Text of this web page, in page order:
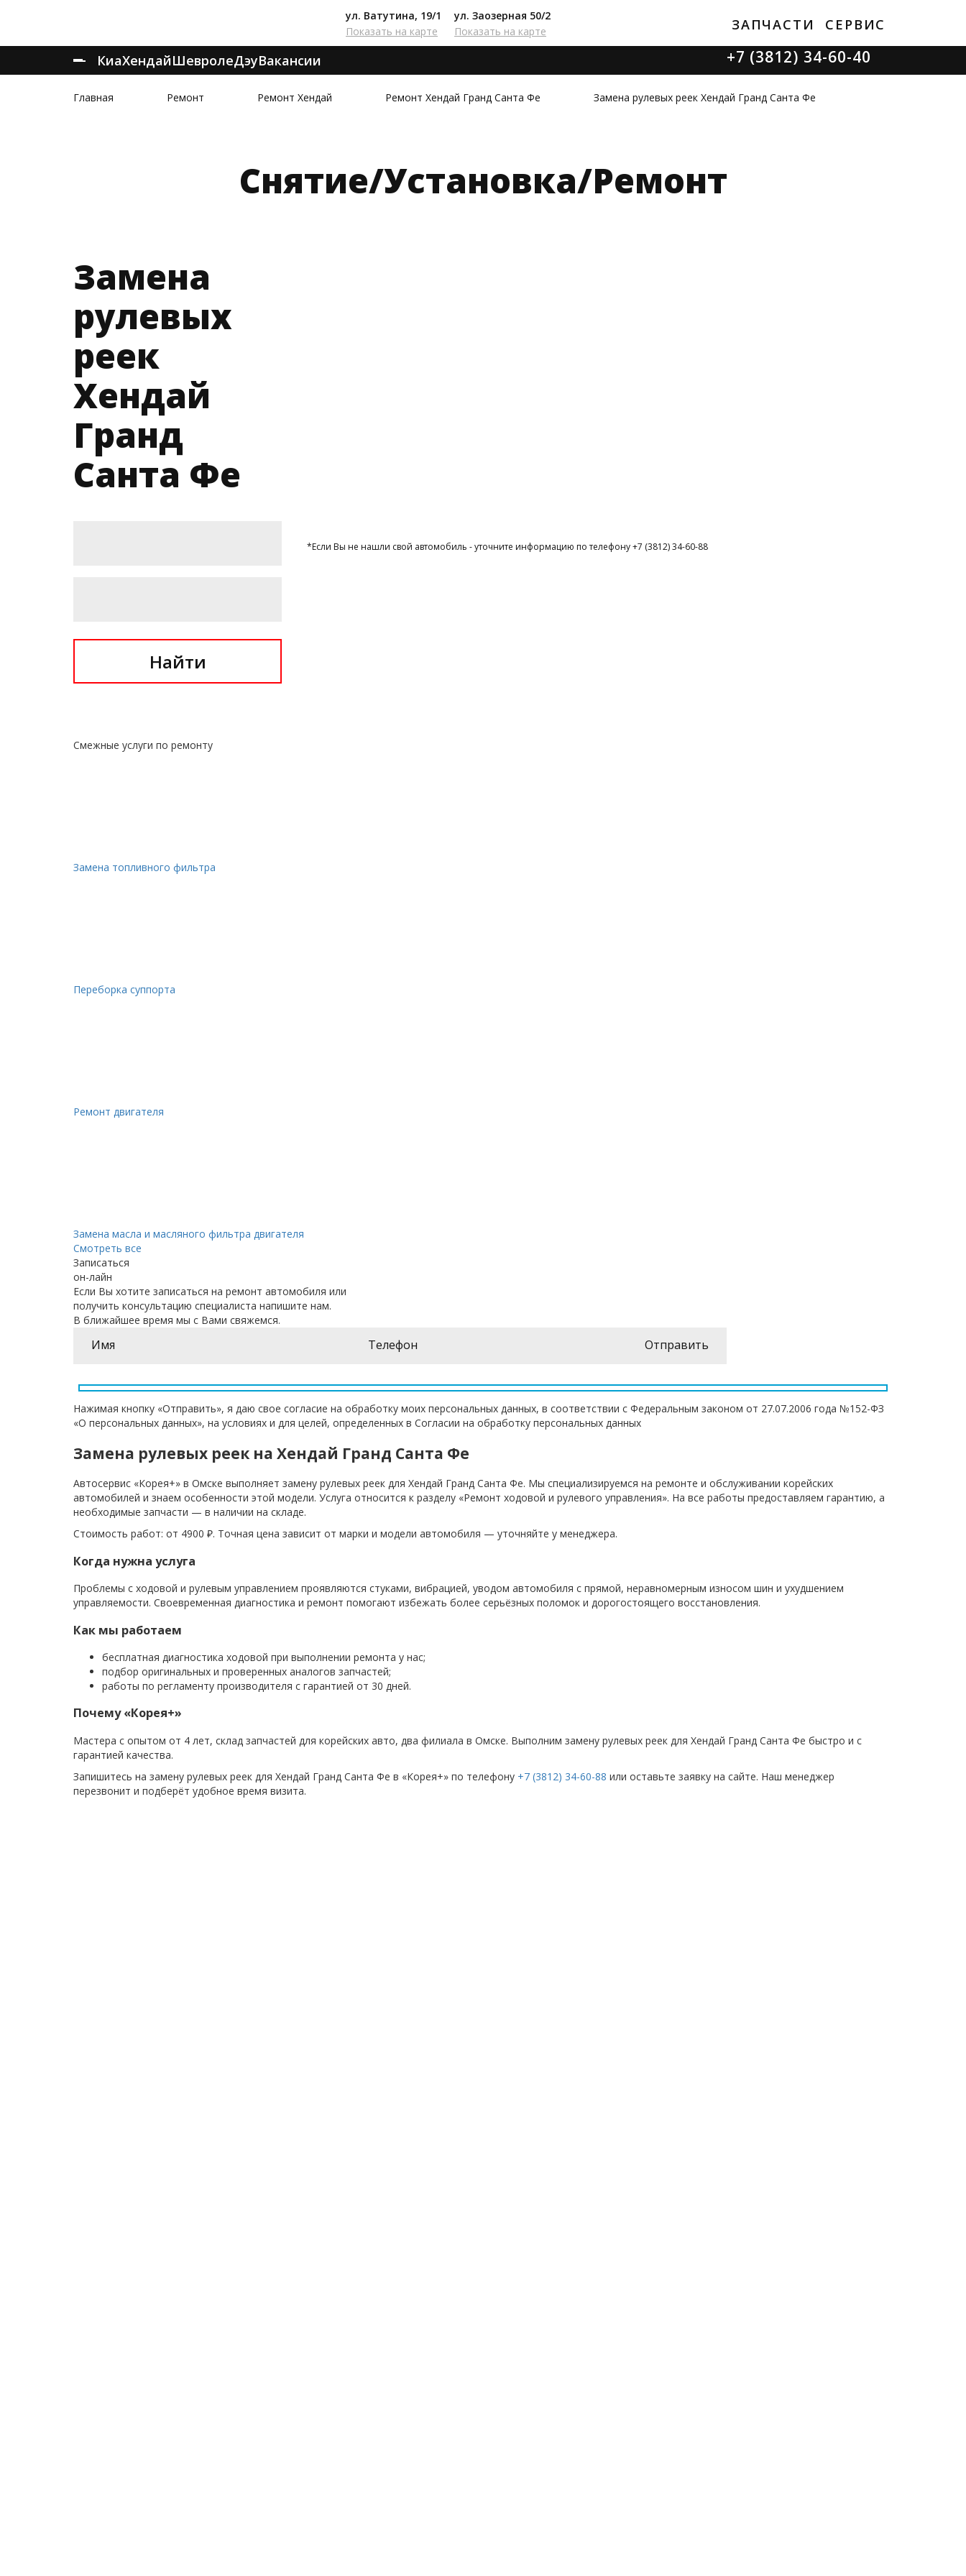
ул. Ватутина, 19/1
Показать на карте
ул. Заозерная 50/2
Показать на карте
ЗАПЧАСТИ СЕРВИС
КиаХендайШевролеДэуВакансии +7 (3812) 34-60-40
Главная Ремонт Ремонт Хендай Ремонт Хендай Гранд Санта Фе Замена рулевых реек Хендай Гранд Санта Фе
Снятие/Установка/Ремонт
Замена
рулевых
реек
Хендай
Гранд
Санта Фе
Найти
*Если Вы не нашли свой автомобиль - уточните информацию по телефону +7 (3812) 34-60-88
Смежные услуги по ремонту
Замена топливного фильтра
Переборка суппорта
Ремонт двигателя
Замена масла и масляного фильтра двигателя
Смотреть все
Записаться
он-лайн
Если Вы хотите записаться на ремонт автомобиля или
получить консультацию специалиста напишите нам.
В ближайшее время мы с Вами свяжемся.
Нажимая кнопку «Отправить», я даю свое согласие на обработку моих персональных данных, в соответствии с Федеральным законом от 27.07.2006 года №152-ФЗ
«О персональных данных», на условиях и для целей, определенных в Согласии на обработку персональных данных
Замена рулевых реек на Хендай Гранд Санта Фе
Автосервис «Корея+» в Омске выполняет замену рулевых реек для Хендай Гранд Санта Фе. Мы специализируемся на ремонте и обслуживании корейских
автомобилей и знаем особенности этой модели. Услуга относится к разделу «Ремонт ходовой и рулевого управления». На все работы предоставляем гарантию, а
необходимые запчасти — в наличии на складе.
Стоимость работ: от 4900 ₽. Точная цена зависит от марки и модели автомобиля — уточняйте у менеджера.
Когда нужна услуга
Проблемы с ходовой и рулевым управлением проявляются стуками, вибрацией, уводом автомобиля с прямой, неравномерным износом шин и ухудшением
управляемости. Своевременная диагностика и ремонт помогают избежать более серьёзных поломок и дорогостоящего восстановления.
Как мы работаем
бесплатная диагностика ходовой при выполнении ремонта у нас;
подбор оригинальных и проверенных аналогов запчастей;
работы по регламенту производителя с гарантией от 30 дней.
Почему «Корея+»
Мастера с опытом от 4 лет, склад запчастей для корейских авто, два филиала в Омске. Выполним замену рулевых реек для Хендай Гранд Санта Фе быстро и с
гарантией качества.
Запишитесь на замену рулевых реек для Хендай Гранд Санта Фе в «Корея+» по телефону +7 (3812) 34-60-88 или оставьте заявку на сайте. Наш менеджер
перезвонит и подберёт удобное время визита.